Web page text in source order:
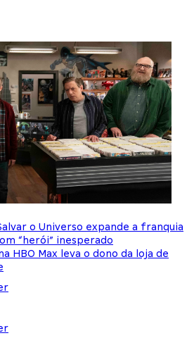
o Universo expande a franquia
“herói” inesperado
HBO Max leva o dono da loja de